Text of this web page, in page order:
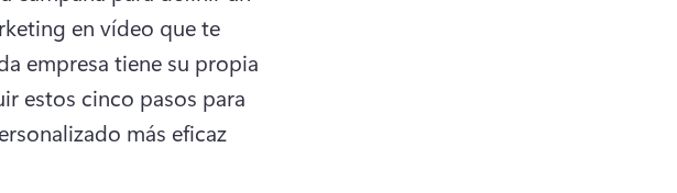
en vídeo que te
empresa tiene su propia
estos cinco pasos para
más eficaz